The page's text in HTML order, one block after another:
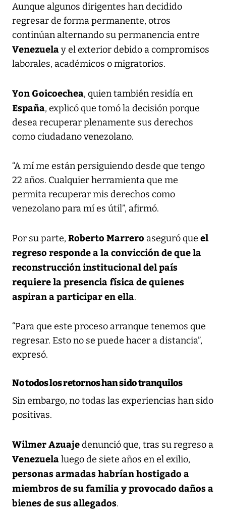
Aunque algunos dirigentes han decidido
regresar de forma permanente, otros
continúan alternando su permanencia entre
Venezuelay el exterior debido a compromisos
laborales, académicos o migratorios.
Yon Goicoechea, quien también residía en
España, explicó que tomó la decisión porque
desea recuperar plenamente sus derechos
como ciudadano venezolano.
“A mí me están persiguiendo desde que tengo
22 años. Cualquier herramienta que me
permita recuperar mis derechos como
venezolano para mí es útil”, afirmó.
Por su parte, Roberto Marrero aseguró que el
regreso responde a la convicción de que la
reconstrucción institucional del país
requiere la presencia física de quienes
aspiran a participar en ella.
“Para que este proceso arranque tenemos que
regresar. Esto no se puede hacer a distancia”,
expresó.
No todos los retornos han sido tranquilos
Sin embargo, no todas las experiencias han sido
positivas.
Wilmer Azuajedenunció que, tras su regreso a
Venezuelaluego de siete años en el exilio,
personas armadas habrían hostigado a
miembros de su familia y provocado daños a
bienes de sus allegados.